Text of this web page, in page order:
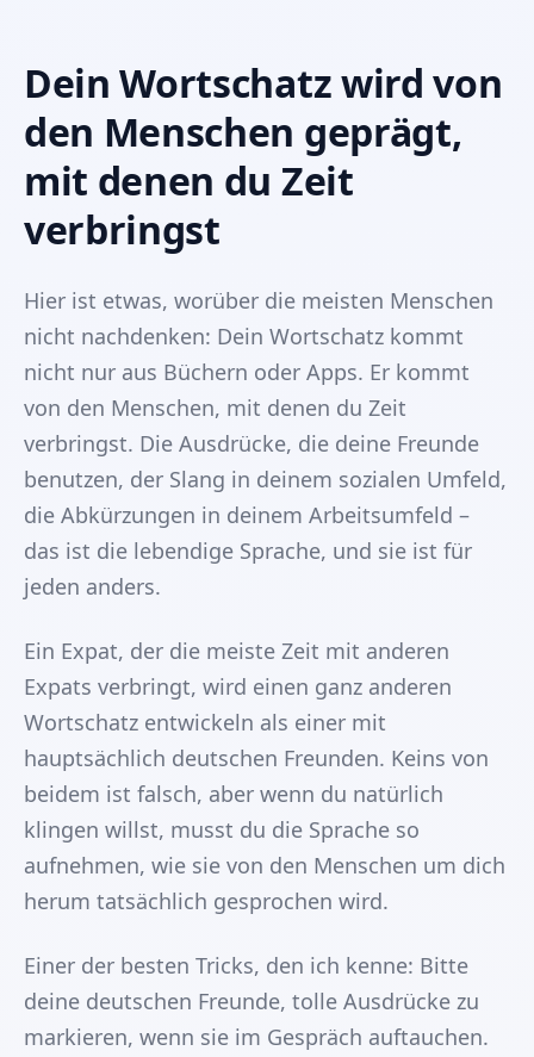
Dein Wortschatz wird von
den Menschen geprägt,
mit denen du Zeit
verbringst
Hier ist etwas, worüber die meisten Menschen
nicht nachdenken: Dein Wortschatz kommt
nicht nur aus Büchern oder Apps. Er kommt
von den Menschen, mit denen du Zeit
verbringst. Die Ausdrücke, die deine Freunde
benutzen, der Slang in deinem sozialen Umfeld,
die Abkürzungen in deinem Arbeitsumfeld –
das ist die lebendige Sprache, und sie ist für
jeden anders.
Ein Expat, der die meiste Zeit mit anderen
Expats verbringt, wird einen ganz anderen
Wortschatz entwickeln als einer mit
hauptsächlich deutschen Freunden. Keins von
beidem ist falsch, aber wenn du natürlich
klingen willst, musst du die Sprache so
aufnehmen, wie sie von den Menschen um dich
herum tatsächlich gesprochen wird.
Einer der besten Tricks, den ich kenne: Bitte
deine deutschen Freunde, tolle Ausdrücke zu
markieren, wenn sie im Gespräch auftauchen.